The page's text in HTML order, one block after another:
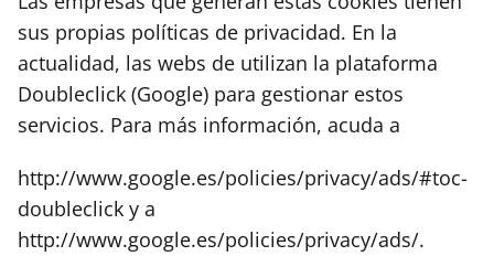
sus propias políticas de privacidad. En la
actualidad, las webs de utilizan la plataforma
Doubleclick (Google) para gestionar estos
servicios. Para más información, acuda a
http://www.google.es/policies/privacy/ads/#toc-
doubleclick y a
http://www.google.es/policies/privacy/ads/.